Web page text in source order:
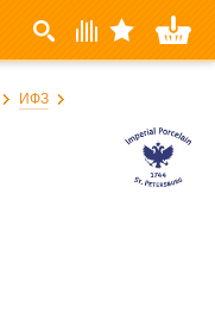
ИФЗ